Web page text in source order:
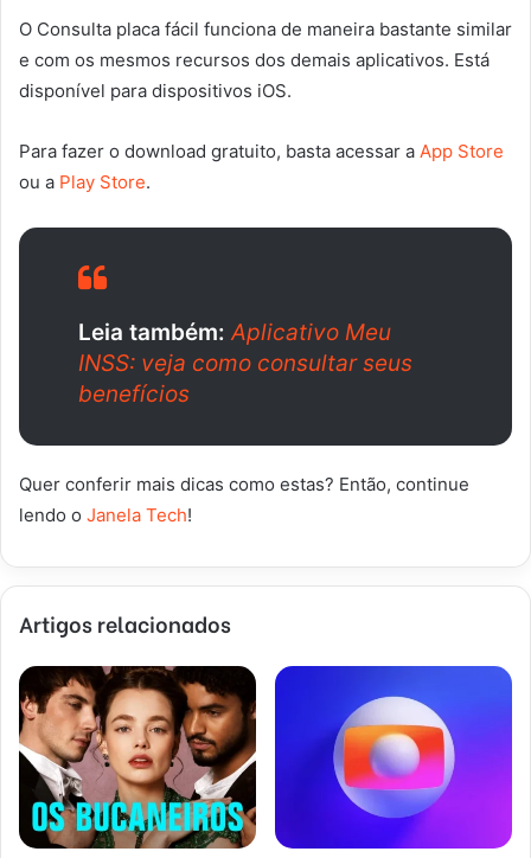
O Consulta placa fácil funciona de maneira bastante similar
e com os mesmos recursos dos demais aplicativos. Está
disponível para dispositivos iOS.
Para fazer o download gratuito, basta acessar a App Store
ou a Play Store.
Leia também: Aplicativo Meu
INSS: veja como consultar seus
benefícios
Quer conferir mais dicas como estas? Então, continue
lendo o Janela Tech!
Artigos relacionados